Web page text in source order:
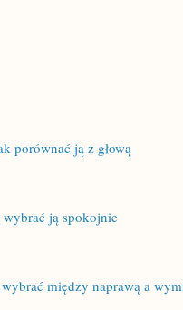
porównać ją z głową
wybrać ją spokojnie
między naprawą a